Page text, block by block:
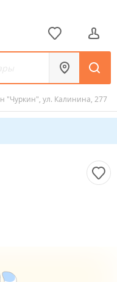
"Чуркин", ул. Калинина, 277